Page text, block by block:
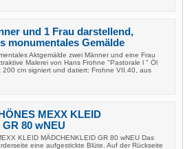
und 1 Frau darstellend,
monumentales Gemälde
Aktgemälde zwei Männer und eine Frau
Malerei von Hans Frohne "Pastorale l " Öl
cm signiert und datiert: Frohne VII.40, aus
MEXX KLEID
80 wNEU
KLEID MÄDCHENKLEID GR 80 wNEU Das
eine aufgestickte Blüte. Auf der Rückseite